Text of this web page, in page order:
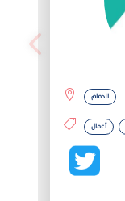
التصنيفات
الدمام
أعمال